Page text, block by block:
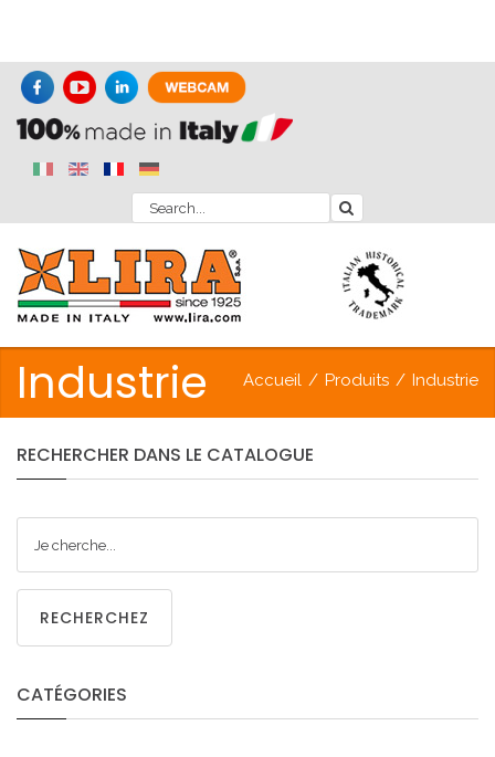
Industrie Accueil / Produits / Industrie
RECHERCHER DANS LE CATALOGUE
RECHERCHEZ
CATÉGORIES